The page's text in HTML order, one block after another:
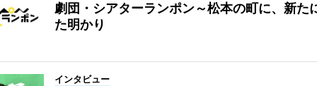
劇団・シアターランポン～松本の町に、新た
た明かり
インタビュー